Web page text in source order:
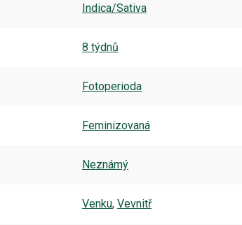
Indica/Sativa
8 týdnů
Fotoperioda
Feminizovaná
Neznámý
Venku, Vevnitř